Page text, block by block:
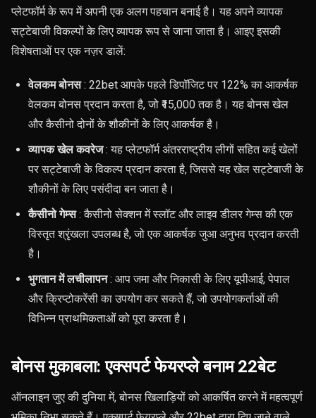
प्लेटफॉर्म के रूप में अपनी एक अलग पहचान बनाई है। यह अपने व्यापक
सट्टेबाजी विकल्पों के लिए व्यापक रूप से जाना जाता है। आइए इसकी
विशेषताओं पर एक नज़र डालें:
वेलकम बोनस: 22bet आपके पहले डिपॉजिट पर 122% का आकर्षक
वेलकम बोनस प्रदान करता है, जो ₹15,000 तक है। यह बोनस खेल
और कैसीनो दोनों के शौकीनों के लिए आकर्षक है।
व्यापक खेल कवरेज: यह प्लेटफॉर्म अंतरराष्ट्रीय लीगों सहित कई खेलों
पर सट्टेबाजी के विकल्प प्रदान करता है, जिससे यह खेल सट्टेबाजी के
शौकीनों के लिए पसंदीदा बन जाता है।
कैसीनो गेम्स: कैसीनो सेक्शन में स्लॉट और लाइव डीलर गेम्स की एक
विस्तृत श्रृंखला उपलब्ध है, जो एक आकर्षक जुआ अनुभव प्रदान करती
है।
भुगतान में लचीलापन: आप जमा और निकासी के लिए यूपीआई, पेपाल
और क्रिप्टोकरेंसी का उपयोग कर सकते हैं, जो उपयोगकर्ताओं की
विभिन्न प्राथमिकताओं को पूरा करता है।
बोनस मुकाबला: एक्सपर्ट फेयरप्ले बनाम 22बेट
ऑनलाइन जुए की दुनिया में, बोनस खिलाड़ियों को आकर्षित करने में महत्वपूर्ण